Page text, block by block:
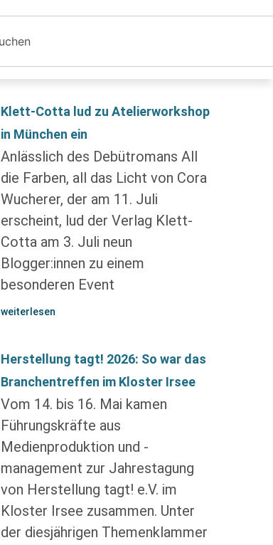
Klett-Cotta lud zu Atelierworkshop
in München ein
Anlässlich des Debütromans All
die Farben, all das Licht von Cora
Wucherer, der am 11. Juli
erscheint, lud der Verlag Klett-
Cotta am 3. Juli neun
Blogger:innen zu einem
besonderen Event
weiterlesen
Herstellung tagt! 2026: So war das
Branchentreffen im Kloster Irsee
Vom 14. bis 16. Mai kamen
Führungskräfte aus
Medienproduktion und -
management zur Jahrestagung
von Herstellung tagt! e.V. im
Kloster Irsee zusammen. Unter
der diesjährigen Themenklammer